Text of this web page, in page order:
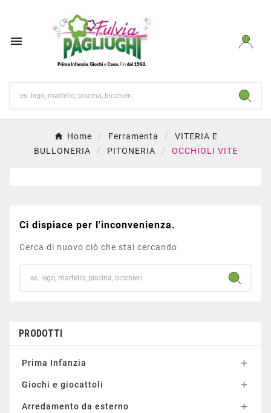

Home Ferramenta
VITERIA E
BULLONERIA
PITONERIA OCCHIOLI VITE
Ci dispiace per l'inconvenienza.
Cerca di nuovo ciò che stai cercando
PRODOTTI
Prima Infanzia 
Giochi e giocattoli 
Arredamento da esterno 